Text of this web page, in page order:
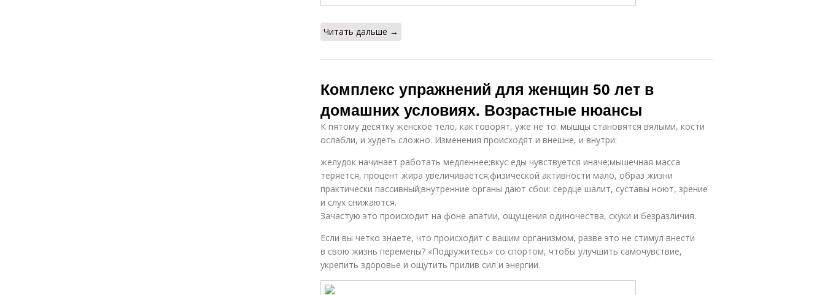
Читать дальше →
Комплекс упражнений для женщин 50 лет в
домашних условиях. Возрастные нюансы
К пятому десятку женское тело, как говорят, уже не то: мышцы становятся вялыми, кости
ослабли, и худеть сложно. Изменения происходят и внешне, и внутри:
желудок начинает работать медленнее;вкус еды чувствуется иначе;мышечная масса
теряется, процент жира увеличивается;физической активности мало, образ жизни
практически пассивный;внутренние органы дают сбои: сердце шалит, суставы ноют, зрение
и слух снижаются.
Зачастую это происходит на фоне апатии, ощущения одиночества, скуки и безразличия.
Если вы четко знаете, что происходит с вашим организмом, разве это не стимул внести
в свою жизнь перемены? «Подружитесь» со спортом, чтобы улучшить самочувствие,
укрепить здоровье и ощутить прилив сил и энергии.